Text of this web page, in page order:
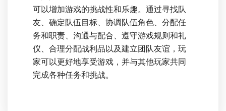
可以增加游戏的挑战性和乐趣。通过寻找队
友、确定队伍目标、协调队伍角色、分配任
务和职责、沟通与配合、遵守游戏规则和礼
仪、合理分配战利品以及建立团队友谊，玩
家可以更好地享受游戏，并与其他玩家共同
完成各种任务和挑战。